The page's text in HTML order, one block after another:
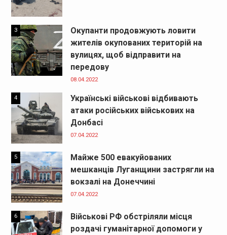
3
Окупанти продовжують ловити
жителів окупованих територій на
вулицях, щоб відправити на
передову
08.04.2022
4
Українські військові відбивають
атаки російських військових на
Донбасі
07.04.2022
5
Майже 500 евакуйованих
мешканців Луганщини застрягли на
вокзалі на Донеччині
07.04.2022
6
Військові РФ обстріляли місця
роздачі гуманітарної допомоги у